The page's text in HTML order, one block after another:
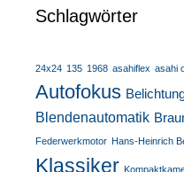
Schlagwörter
24x24 135 1968 asahiflex asahi
Autofokus
Blendenautomatik
Federwerkmotor Hans-Heinrich
Klassiker